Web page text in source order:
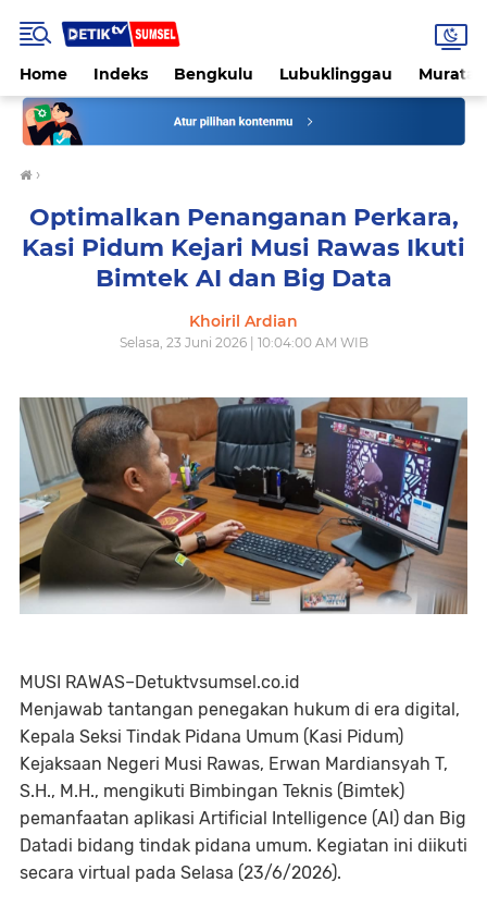
Home Indeks Bengkulu Lubuklinggau
›
Optimalkan Penanganan Perkara,
Kasi Pidum Kejari Musi Rawas Ikuti
Bimtek AI dan Big Data
Khoiril Ardian
Selasa, 23 Juni 2026 | 10:04:00 AM WIB
MUSI RAWAS–Detuktvsumsel.co.id
Menjawab tantangan penegakan hukum di era digital,
Kepala Seksi Tindak Pidana Umum (Kasi Pidum)
Kejaksaan Negeri Musi Rawas, Erwan Mardiansyah T,
S.H., M.H., mengikuti Bimbingan Teknis (Bimtek)
pemanfaatan aplikasi Artificial Intelligence (AI) dan Big
Datadi bidang tindak pidana umum. Kegiatan ini diikuti
secara virtual pada Selasa (23/6/2026).